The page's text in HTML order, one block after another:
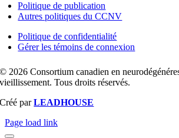
Politique de publication
Autres politiques du CCNV
Politique de confidentialité
Gérer les témoins de connexion
© 2026 Consortium canadien en
vieillissement. Tous droits réservés.
Créé parLEADHOUSE
Page load link